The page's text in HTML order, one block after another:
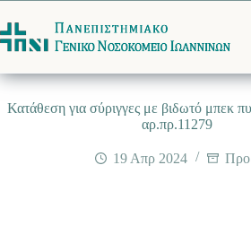
στο
περιεχόμενο
Κατάθεση για σύριγγες με βιδωτό μπεκ
αρ.πρ.11279
19 Απρ 2024